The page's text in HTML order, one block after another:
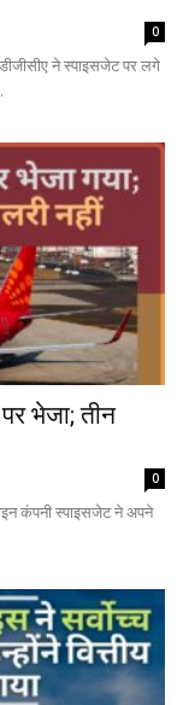
0
ने स्पाइसजेट पर लगे
भेजा; तीन
0
कंपनी स्पाइसजेट ने अपने